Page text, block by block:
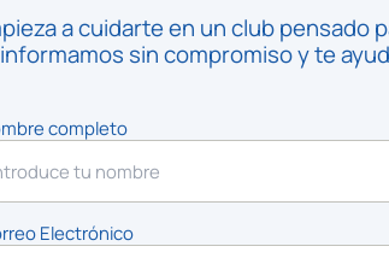
a cuidarte en un club pensado
sin compromiso y te
completo
Electrónico